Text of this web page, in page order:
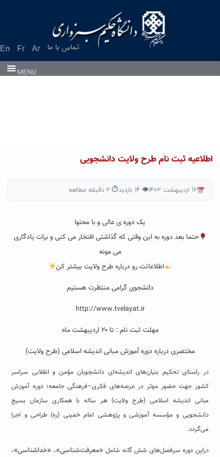
En Fr Ar تماس با ما
MENU
اطلاعیه ثبت نام طرح ولایت دانشجویی
۱۶ اردیبهشت ۱۴۰۲ 👁 ۱۴ بازدید ⏱ ۲ دقیقه مطالعه
یک دوره ی عالی و با محتوا
حتما بعد دوره به این وقتی که گذاشتی افتخار می کنی و برات یادگاری
می مونه
اطلاعاتت رو درباره طرح ولایت بیشتر کن
دانشجوی گرامی منتظرت هستیم
http://www.tvelayat.ir
مهلت ثبت نام : تا ۲۰ اردیبهشت ماه
مختصری درباره دوره آموزش مبانی اندیشه اسلامی (طرح ولایت)
در راستای تحکیم بنیان‌های اندیشه‌ای دانشجویان مؤمن و انقلابی سراسر
کشور جهت حضور موثر در عرصه‌های فکری–فرهنگی جامعه؛ دوره آموزش
مبانی اندیشه اسلامی (طرح ولایت) هر ساله با همکاری سازمان بسیج
دانشجویی و مؤسسه آموزشی و پژوهشی امام خمینی (ره) طراحی و اجرا
می‌گردد.
دراین دوره سرفصل‌های شش گانه شامل «معرفت‌شناسی»، «خدا‌‌شناسی»،